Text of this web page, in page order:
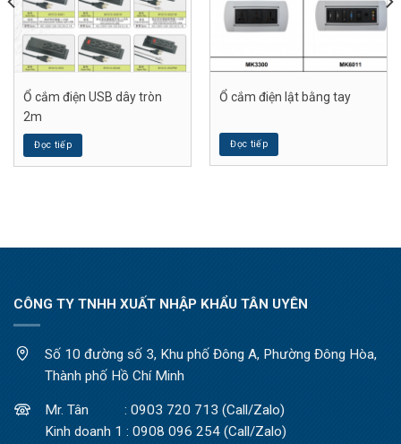
Ổ cắm điện USB dây tròn
2m
Đọc tiếp
Ổ cắm điện lật bằng tay
Đọc tiếp
CÔNG TY TNHH XUẤT NHẬP KHẨU TÂN UYÊN
Số 10 đường số 3, Khu phố Đông A, Phường Đông Hòa,
Thành phố Hồ Chí Minh
Mr. Tân : 0903 720 713 (Call/Zalo)
Kinh doanh 1 : 0908 096 254 (Call/Zalo)